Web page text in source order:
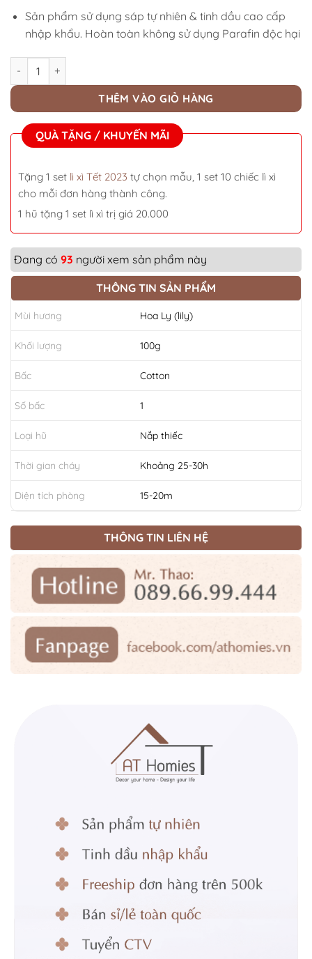
Sản phẩm sử dụng sáp tự nhiên & tinh dầu cao cấp
nhập khẩu. Hoàn toàn không sử dụng Parafin độc hại
Nến thơm hương hoa Ly (Lily) - Hũ 100g số lượng
THÊM VÀO GIỎ HÀNG
QUÀ TẶNG / KHUYẾN MÃI
Tặng 1 set lì xì Tết 2023 tự chọn mẫu, 1 set 10 chiếc lì xì
cho mỗi đơn hàng thành công.
1 hũ tặng 1 set lì xì trị giá 20.000
Đang có 93 người xem sản phẩm này
THÔNG TIN SẢN PHẨM
Mùi hương Hoa Ly (lily)
Khối lượng 100g
Bấc Cotton
Số bấc 1
Loại hũ Nắp thiếc
Thời gian cháy Khoảng 25-30h
Diện tích phòng 15-20m
THÔNG TIN LIÊN HỆ